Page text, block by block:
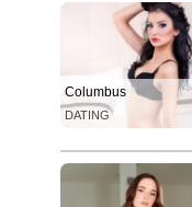
Columbus
DATING